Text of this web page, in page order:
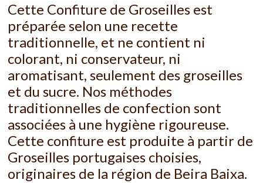
Cette Confiture de Groseilles est
préparée selon une recette
traditionnelle, et ne contient ni
colorant, ni conservateur, ni
aromatisant, seulement des groseilles
et du sucre. Nos méthodes
traditionnelles de confection sont
associées à une hygiène rigoureuse.
Cette confiture est produite à partir de
Groseilles portugaises choisies,
originaires de la région de Beira Baixa.